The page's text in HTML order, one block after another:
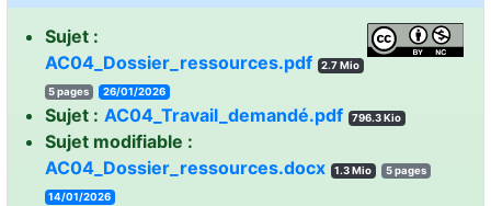
Sujet :
AC04_Dossier_ressources.pdf
2.7 Mio
5 pages 26/01/2026
Sujet : AC04_Travail_demandé.pdf 796.3 Kio
Sujet modifiable :
AC04_Dossier_ressources.docx
1.3 Mio 5 pages
14/01/2026